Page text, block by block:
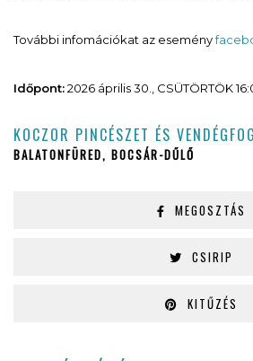
További infomációkat az esemény
Időpont:2026 április 30., CSÜTÖRTÖK
KOCZOR PINCÉSZET ÉS
BALATONFÜRED, BOCSÁR-DŰLŐ
MEGOSZTÁS
CSIRIP
KITŰZÉS